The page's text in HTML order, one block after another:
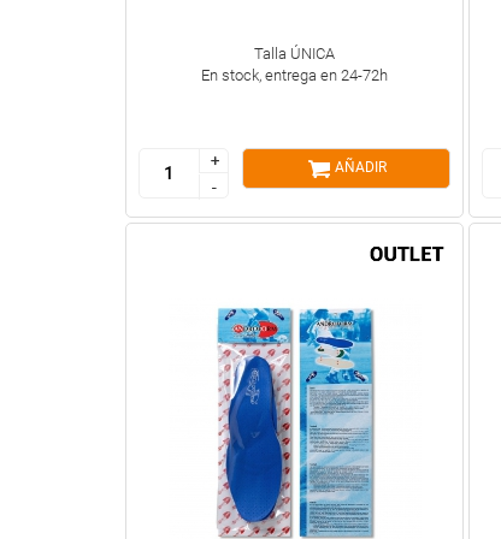
Talla ÚNICA
En stock, entrega en 24-72h
+
-
+
-
AÑADIR